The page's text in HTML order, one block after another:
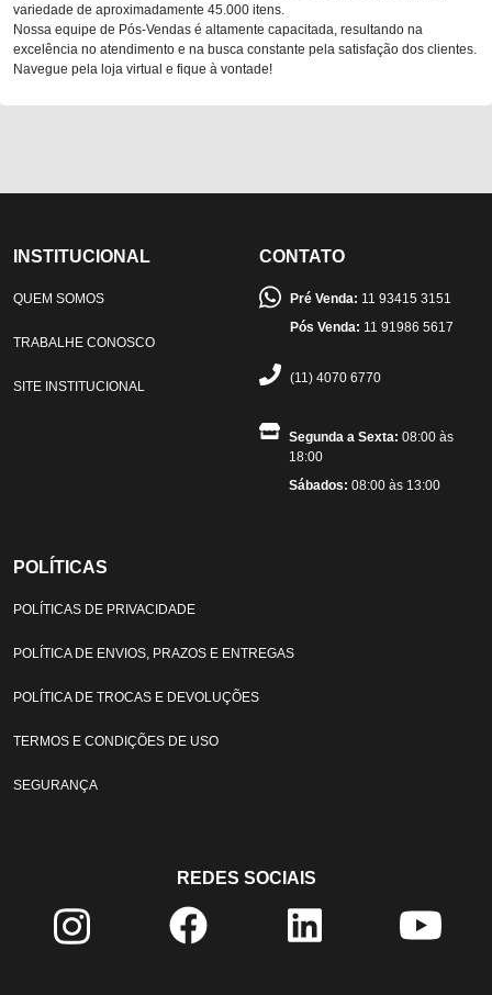
variedade de aproximadamente 45.000 itens.
Nossa equipe de Pós-Vendas é altamente capacitada, resultando na
excelência no atendimento e na busca constante pela satisfação dos clientes.
Navegue pela loja virtual e fique à vontade!
INSTITUCIONAL
QUEM SOMOS
TRABALHE CONOSCO
SITE INSTITUCIONAL
CONTATO
Pré Venda: 11 93415 3151
Pós Venda: 11 91986 5617
(11) 4070 6770
Segunda a Sexta: 08:00 às
18:00
Sábados: 08:00 às 13:00
POLÍTICAS
POLÍTICAS DE PRIVACIDADE
POLÍTICA DE ENVIOS, PRAZOS E ENTREGAS
POLÍTICA DE TROCAS E DEVOLUÇÕES
TERMOS E CONDIÇÕES DE USO
SEGURANÇA
REDES SOCIAIS